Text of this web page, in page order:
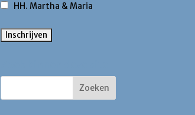
HH. Martha & Maria